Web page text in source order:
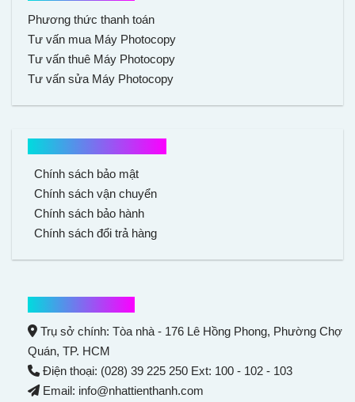
Phương thức thanh toán
Tư vấn mua Máy Photocopy
Tư vấn thuê Máy Photocopy
Tư vấn sửa Máy Photocopy
Chính sách bảo mật
Chính sách vận chuyển
Chính sách bảo hành
Chính sách đổi trả hàng
Trụ sở chính: Tòa nhà - 176 Lê Hồng Phong, Phường Chợ
Quán, TP. HCM
Điện thoại: (028) 39 225 250 Ext: 100 - 102 - 103
Email: info@nhattienthanh.com